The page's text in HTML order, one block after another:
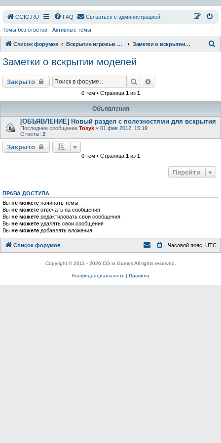
СGIG.RU FAQ Связаться с администрацией
Темы без ответов Активные темы
Список форумов Вскрытие игровых ресурсов Заметки о вскрытии моделей
Заметки о вскрытии моделей
Закрыто Поиск
0 тем • Страница 1из 1
Объявления
[ОБЪЯВЛЕНИЕ] Новый раздел с полезностями для вскрытия
Последнее сообщение Tosyk « 01 фев 2012, 15:19
Ответы: 2
Закрыто
0 тем • Страница 1из 1
Перейти
ПРАВА ДОСТУПА
Вы не можете начинать темы
Вы не можете отвечать на сообщения
Вы не можете редактировать свои сообщения
Вы не можете удалять свои сообщения
Вы не можете добавлять вложения
Список форумов Часовой пояс: UTC
Copyright © 2011 - 2026 CG in Games All rights reserved.
Конфиденциальность| Правила